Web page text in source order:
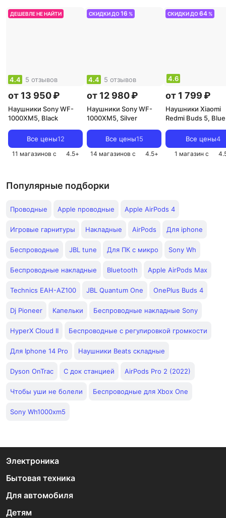
ДЕШЕВЛЕ НЕ НАЙТИ
4.4 5 отзывов
от 13 950 ₽
Наушники Sony WF-
1000XM5, Black
Все цены12
11 магазинов с 4.5+
СКИДКИ ДО16 %
4.4 5 отзывов
от 12 980 ₽
Наушники Sony WF-
1000XM5, Silver
Все цены15
14 магазинов с 4.5+
СКИДКИ ДО64 %
4.6
от 1 799 ₽
Наушники Xiaomi
Redmi Buds 5, Blue
Все цены4
1 магазин с
Популярные подборки
Проводные Apple проводные Apple AirPods 4
Игровые гарнитуры Накладные AirPods Для iphone
Беспроводные JBL tune Для ПК с микро Sony Wh
Беспроводные накладные Bluetooth Apple AirPods Max
Technics EAH-AZ100 JBL Quantum One OnePlus Buds 4
Dj Pioneer Капельки Беспроводные накладные Sony
HyperX Cloud II Беспроводные с регулировкой громкости
Для Iphone 14 Pro Наушники Beats складные
Dyson OnTrac С док станцией AirPods Pro 2 (2022)
Чтобы уши не болели Беспроводные для Xbox One
Sony Wh1000xm5
Электроника
Бытовая техника
Для автомобиля
Детям